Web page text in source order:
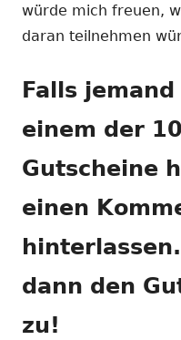
neuem
Fenster
würde mich freuen,
daran teilnehmen
Falls
einem der
Gutscheine
einen
dann den
zu!